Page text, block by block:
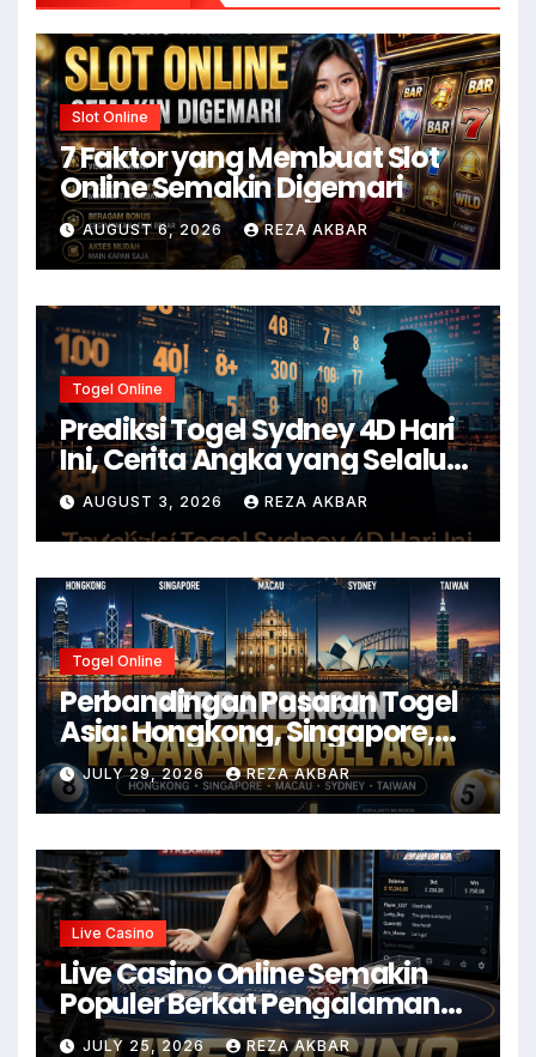
Slot Online
7 Faktor yang Membuat Slot
Online Semakin Digemari
AUGUST 6, 2026 REZA AKBAR
Togel Online
Prediksi Togel Sydney 4D Hari
Ini, Cerita Angka yang Selalu
Ditunggu
AUGUST 3, 2026 REZA AKBAR
Togel Online
Perbandingan Pasaran Togel
Asia: Hongkong, Singapore,
Macau, Sydney, dan Taiwan
JULY 29, 2026 REZA AKBAR
Live Casino
Live Casino Online Semakin
Populer Berkat Pengalaman
Realistis
JULY 25, 2026 REZA AKBAR